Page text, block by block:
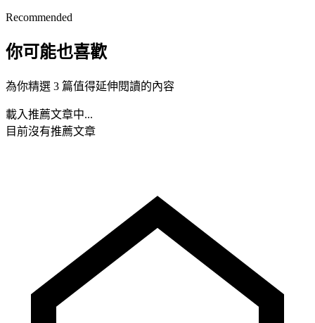
Recommended
你可能也喜歡
為你精選 3 篇值得延伸閱讀的內容
載入推薦文章中...
目前沒有推薦文章